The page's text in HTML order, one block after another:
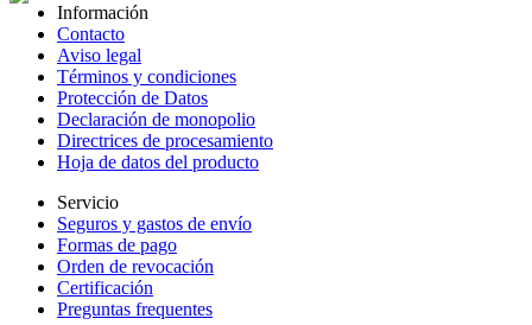
Información
Contacto
Aviso legal
Términos y condiciones
Protección de Datos
Declaración de monopolio
Directrices de procesamiento
Hoja de datos del producto
Servicio
Seguros y gastos de envío
Formas de pago
Orden de revocación
Certificación
Preguntas frequentes